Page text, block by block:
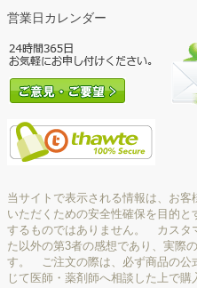
営業日カレンダー
当サイトで表示される情報は、お
いただくための安全性確保を目的
するものではありません。 カスタ
た以外の第3者の感想であり、実際
す。 ご注文の際は、必ず商品の公
じて医師・薬剤師へ相談した上で